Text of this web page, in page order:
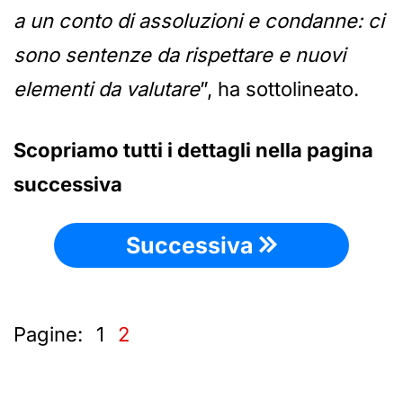
a un conto di assoluzioni e condanne: ci
sono sentenze da rispettare e nuovi
elementi da valutare”, ha sottolineato.
Scopriamo tutti i dettagli nella pagina
successiva
Successiva
Pagine: 1 2